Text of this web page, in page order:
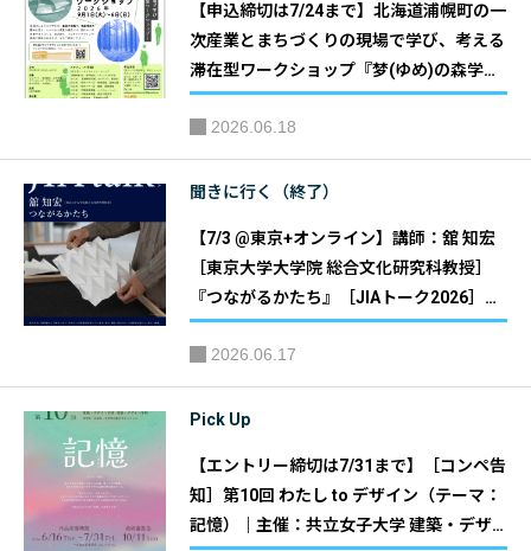
【申込締切は7/24まで】北海道浦幌町の一
次産業とまちづくりの現場で学び、考える
滞在型ワークショップ『梦(ゆめ)の森学生
ワークショップ』｜主催：浦幌町森林組合
（梦の森グランドデザイン）
2026.06.18
聞きに行く（終了）
【7/3 @東京+オンライン】講師：舘 知宏
［東京大学大学院 総合文化研究科教授］
『つながるかたち』［JIAトーク2026］｜
主催：JIA関東甲信越支部 JIAトーク実行
委員会
2026.06.17
Pick Up
【エントリー締切は7/31まで】［コンペ告
知］第10回 わたし to デザイン（テーマ：
記憶）｜主催：共立女子大学 建築・デザ